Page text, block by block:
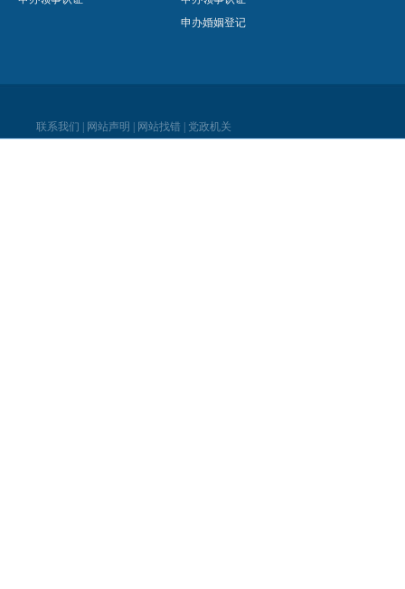
申办婚姻登记
联系我们 网站声明 网站找错 党政机关